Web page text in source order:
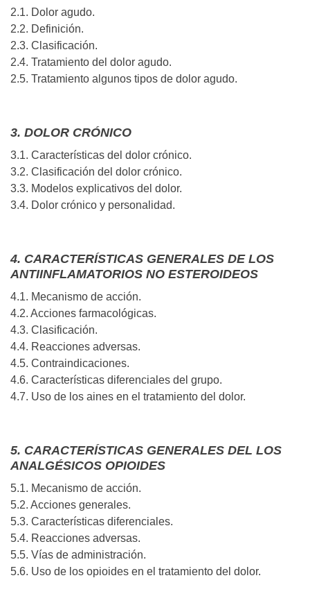
2.1. Dolor agudo.
2.2. Definición.
2.3. Clasificación.
2.4. Tratamiento del dolor agudo.
2.5. Tratamiento algunos tipos de dolor agudo.
3. DOLOR CRÓNICO
3.1. Características del dolor crónico.
3.2. Clasificación del dolor crónico.
3.3. Modelos explicativos del dolor.
3.4. Dolor crónico y personalidad.
4. CARACTERÍSTICAS GENERALES DE LOS
ANTIINFLAMATORIOS NO ESTEROIDEOS
4.1. Mecanismo de acción.
4.2. Acciones farmacológicas.
4.3. Clasificación.
4.4. Reacciones adversas.
4.5. Contraindicaciones.
4.6. Características diferenciales del grupo.
4.7. Uso de los aines en el tratamiento del dolor.
5. CARACTERÍSTICAS GENERALES DEL LOS
ANALGÉSICOS OPIOIDES
5.1. Mecanismo de acción.
5.2. Acciones generales.
5.3. Características diferenciales.
5.4. Reacciones adversas.
5.5. Vías de administración.
5.6. Uso de los opioides en el tratamiento del dolor.